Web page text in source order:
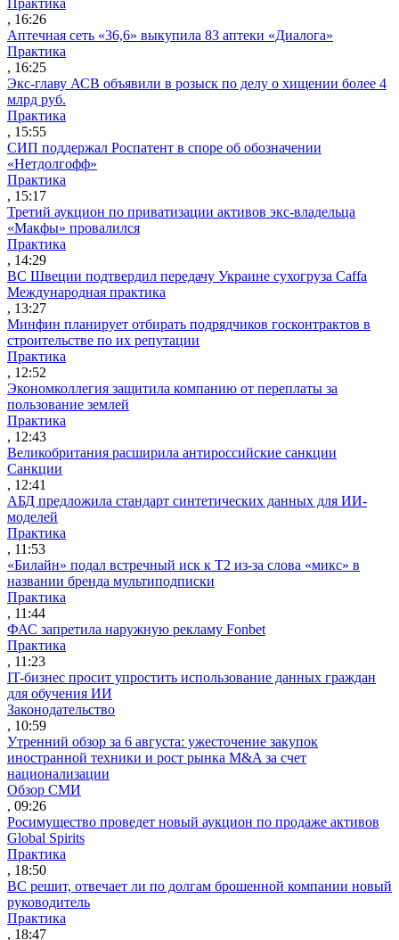
, 16:26
Аптечная сеть «36,6» выкупила 83 аптеки «Диалога»
Практика
, 16:25
Экс-главу АСВ объявили в розыск по делу о хищении более 4
млрд руб.
Практика
, 15:55
СИП поддержал Роспатент в споре об обозначении
«Нетдолгофф»
Практика
, 15:17
Третий аукцион по приватизации активов экс-владельца
«Макфы» провалился
Практика
, 14:29
ВС Швеции подтвердил передачу Украине сухогруза Caffa
Международная практика
, 13:27
Минфин планирует отбирать подрядчиков госконтрактов в
строительстве по их репутации
Практика
, 12:52
Экономколлегия защитила компанию от переплаты за
пользование землей
Практика
, 12:43
Великобритания расширила антироссийские санкции
Санкции
, 12:41
АБД предложила стандарт синтетических данных для ИИ-
моделей
Практика
, 11:53
«Билайн» подал встречный иск к Т2 из-за слова «микс» в
названии бренда мультиподписки
Практика
, 11:44
ФАС запретила наружную рекламу Fonbet
Практика
, 11:23
IT-бизнес просит упростить использование данных граждан
для обучения ИИ
Законодательство
, 10:59
Утренний обзор за 6 августа: ужесточение закупок
иностранной техники и рост рынка M&A за счет
национализации
Обзор СМИ
, 09:26
Росимущество проведет новый аукцион по продаже активов
Global Spirits
Практика
, 18:50
ВС решит, отвечает ли по долгам брошенной компании новый
руководитель
Практика
, 18:47